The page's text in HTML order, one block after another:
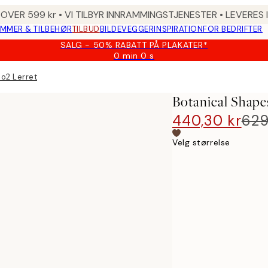
599 kr • VI TILBYR INNRAMMINGSTJENESTER •
& TILBEHØRTILBUDBILDEVEGGERINSPIRATIONFOR BEDRIFTER
SALG - 50% RABATT PÅ PLAKATER*
0 min0 s
Gyldig
Lerret
Botanical
440,30 kr
Velg størrelse